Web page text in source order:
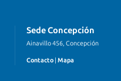
Sede Concepción
Ainavillo 456, Concepción
Contacto Mapa